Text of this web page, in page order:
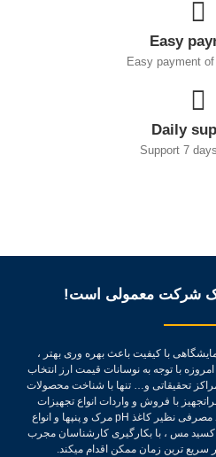
Easy
Easy payment
Daily
Support 7
یک شرکت معمولی است!
با کیفیت باعث بهره وری بهتر ،
با توجه به نوسانات قیمت ارز انتخاب
تحقیقاتی و… تنها با شناخت محصولات
با فروش و واردات انواع تجهیزات
آزمایشگاهی و مواد شیمیایی و مواد مصرفی نظیر کاغذ pH مرک و پنپها و انواع
اکسید مس ، با بکارگیری کارشناسان مجرب
سریع ترین زمان ممکن اقدام میکند.